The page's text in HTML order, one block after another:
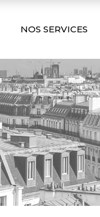
NOS SERVICES